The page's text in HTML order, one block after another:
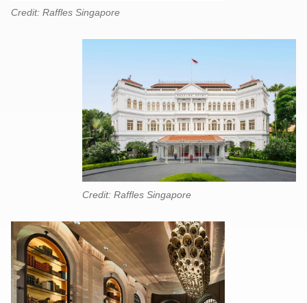
Credit: Raffles Singapore
Credit: Raffles Singapore